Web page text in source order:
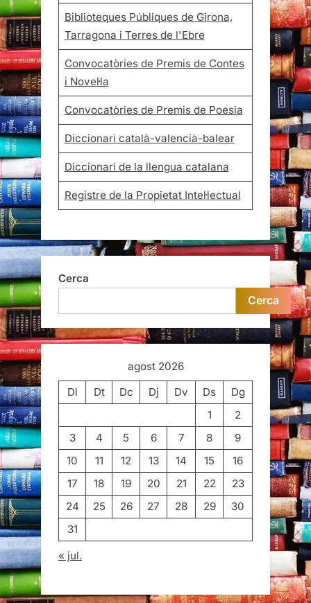
Biblioteques Públiques de Girona,
Tarragona i Terres de l'Ebre
Convocatòries de Premis de Contes
i Novel·la
Convocatòries de Premis de Poesia
Diccionari català-valencià-balear
Diccionari de la llengua catalana
Registre de la Propietat Intel·lectual
Cerca
Cerca
agost 2026
Dl
Dt Dc Dj Dv Ds
Dg
1
2
3
4 5 6 7 8
9
10
11 12 13 14 15
16
17
18 19 20 21 22
23
24
25 26 27 28 29
30
31
« jul.